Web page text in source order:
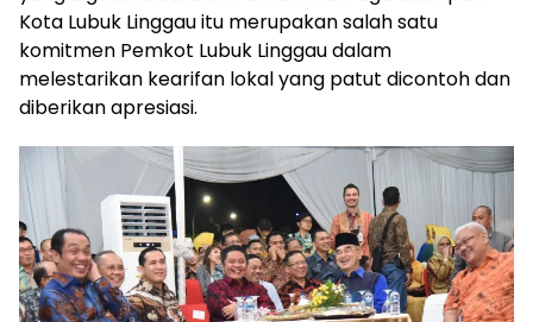
Kota Lubuk Linggau itu merupakan salah satu
komitmen Pemkot Lubuk Linggau dalam
melestarikan kearifan lokal yang patut dicontoh dan
diberikan apresiasi.